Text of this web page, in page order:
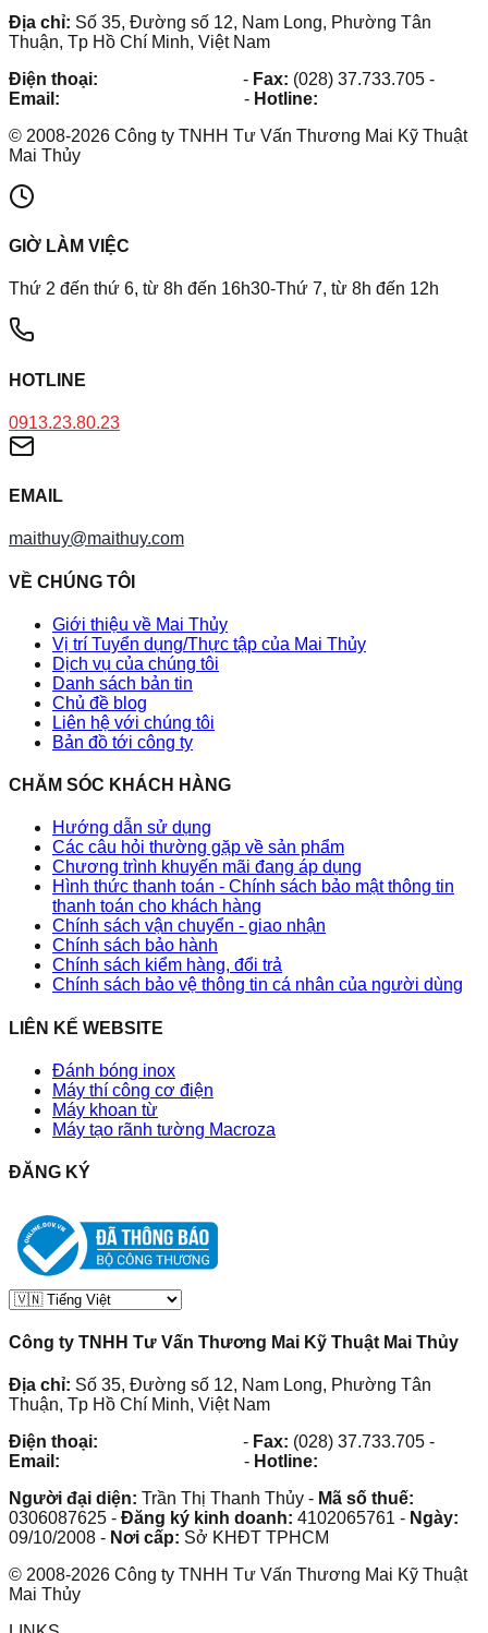
Địa chỉ: Số 35, Đường số 12, Nam Long, Phường Tân
Thuận, Tp Hồ Chí Minh, Việt Nam
Điện thoại:
- Fax: (028) 37.733.705 -
Email:
- Hotline:
© 2008-2026 Công ty TNHH Tư Vấn Thương Mai Kỹ Thuật
Mai Thủy
GIỜ LÀM VIỆC
Thứ 2 đến thứ 6, từ 8h đến 16h30-Thứ 7, từ 8h đến 12h
HOTLINE
0913.23.80.23
EMAIL
maithuy@maithuy.com
VỀ CHÚNG TÔI
Giới thiệu về Mai Thủy
Vị trí Tuyển dụng/Thực tập của Mai Thủy
Dịch vụ của chúng tôi
Danh sách bản tin
Chủ đề blog
Liên hệ với chúng tôi
Bản đồ tới công ty
CHĂM SÓC KHÁCH HÀNG
Hướng dẫn sử dụng
Các câu hỏi thường gặp về sản phẩm
Chương trình khuyến mãi đang áp dụng
Hình thức thanh toán - Chính sách bảo mật thông tin
thanh toán cho khách hàng
Chính sách vận chuyển - giao nhận
Chính sách bảo hành
Chính sách kiểm hàng, đổi trả
Chính sách bảo vệ thông tin cá nhân của người dùng
LIÊN KẾ WEBSITE
Đánh bóng inox
Máy thí công cơ điện
Máy khoan từ
Máy tạo rãnh tường Macroza
ĐĂNG KÝ
Công ty TNHH Tư Vấn Thương Mai Kỹ Thuật Mai Thủy
Địa chỉ: Số 35, Đường số 12, Nam Long, Phường Tân
Thuận, Tp Hồ Chí Minh, Việt Nam
Điện thoại:
- Fax: (028) 37.733.705 -
Email:
- Hotline:
Người đại diện: Trần Thị Thanh Thủy - Mã số thuế:
0306087625 - Đăng ký kinh doanh: 4102065761 - Ngày:
09/10/2008 - Nơi cấp: Sở KHĐT TPHCM
© 2008-2026 Công ty TNHH Tư Vấn Thương Mai Kỹ Thuật
Mai Thủy